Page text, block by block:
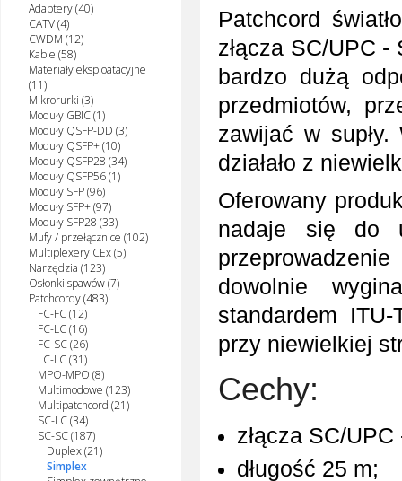
Adaptery (40)
CATV (4)
CWDM (12)
Kable (58)
Materiały eksploatacyjne
(11)
Mikrorurki (3)
Moduły GBIC (1)
Moduły QSFP-DD (3)
Moduły QSFP+ (10)
Moduły QSFP28 (34)
Moduły QSFP56 (1)
Moduły SFP (96)
Moduły SFP+ (97)
Moduły SFP28 (33)
Mufy / przełącznice (102)
Multiplexery CEx (5)
Narzędzia (123)
Osłonki spawów (7)
Patchcordy (483)
FC-FC (12)
FC-LC (16)
FC-SC (26)
LC-LC (31)
MPO-MPO (8)
Multimodowe (123)
Multipatchcord (21)
SC-LC (34)
SC-SC (187)
Duplex (21)
Simplex
Patchcord
złącza SC/UPC
bardzo dużą
przedmiotów,
zawijać w
działało z
Oferowany
nadaje się do
dowolnie
standardem
przy niewielkiej
Cechy:
złącza SC/
długość 25 m;